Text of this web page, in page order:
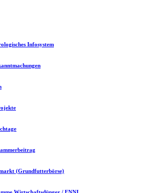
Infosystem
(Grundfutterbörse)